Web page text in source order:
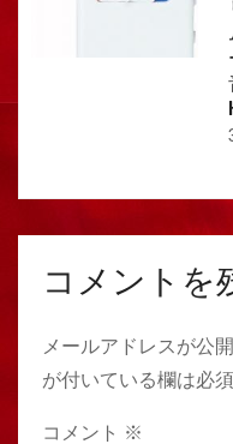
コメントを
メールアドレスが公
が付いている欄は必
コメント ※